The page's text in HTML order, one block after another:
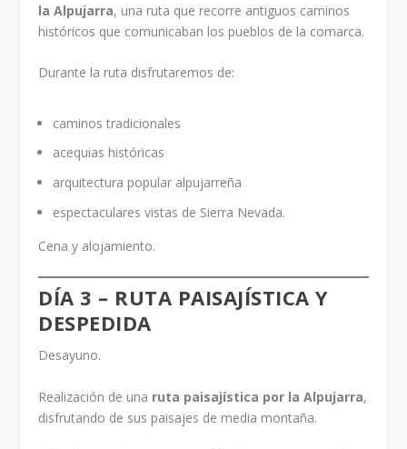
la Alpujarra, una ruta que recorre antiguos caminos
históricos que comunicaban los pueblos de la comarca.
Durante la ruta disfrutaremos de:
caminos tradicionales
acequias históricas
arquitectura popular alpujarreña
espectaculares vistas de Sierra Nevada.
Cena y alojamiento.
DÍA 3 – RUTA PAISAJÍSTICA Y
DESPEDIDA
Desayuno.
Realización de una ruta paisajística por la Alpujarra,
disfrutando de sus paisajes de media montaña.